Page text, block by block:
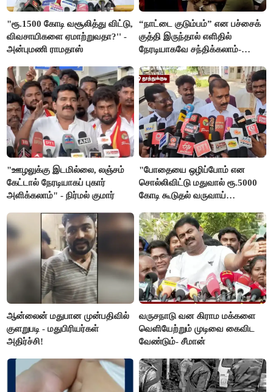
"ரூ.1500 கோடி வசூலித்து விட்டு,
விவசாயிகளை ஏமாற்றுவதா?'' -
அன்புமணி ராமதாஸ்
“நாட்டை குடும்பம்” என பச்சைக்
குத்தி இருந்தால் எளிதில்
நேரடியாகவே சந்திக்கலாம்-
"ஊழலுக்கு இடமில்லை, லஞ்சம்
கேட்டால் நேரடியாகப் புகார்
அளிக்கலாம்" - நிர்மல் குமார்
"போதையை ஒழிப்போம் என
சொல்லிவிட்டு மதுவால் ரூ.5000
கோடி கூடுதல் வருவாய்
மார்க்கண்டேயன்
ஆன்லைன் மதுபான முன்பதிவில்
குளறுபடி - மதுபிரியர்கள்
அதிர்ச்சி!
வருசநாடு வன கிராம மக்களை
வெளியேற்றும் முடிவை கைவிட
வேண்டும்- சீமான்